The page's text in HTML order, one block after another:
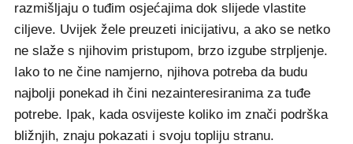
razmišljaju o tuđim osjećajima dok slijede vlastite
ciljeve. Uvijek žele preuzeti inicijativu, a ako se netko
ne slaže s njihovim pristupom, brzo izgube strpljenje.
Iako to ne čine namjerno, njihova potreba da budu
najbolji ponekad ih čini nezainteresiranima za tuđe
potrebe. Ipak, kada osvijeste koliko im znači podrška
bližnjih, znaju pokazati i svoju topliju stranu.